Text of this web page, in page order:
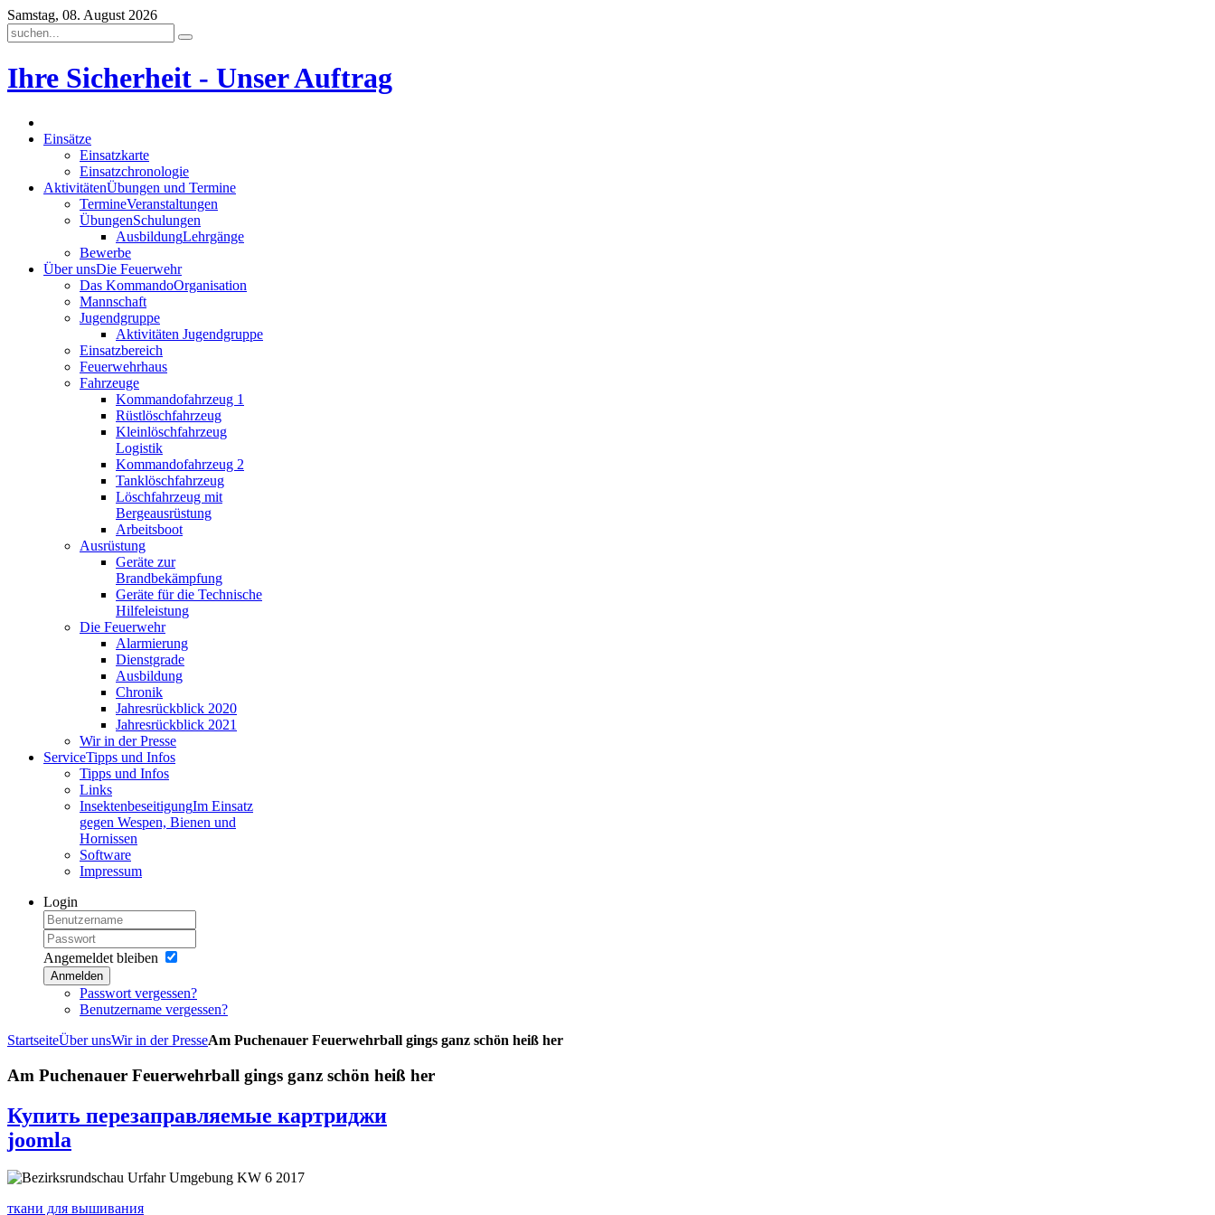
Samstag, 08. August 2026
Ihre Sicherheit - Unser Auftrag
Einsätze
Einsatzkarte
Einsatzchronologie
AktivitätenÜbungen und Termine
TermineVeranstaltungen
ÜbungenSchulungen
AusbildungLehrgänge
Bewerbe
Über unsDie Feuerwehr
Das KommandoOrganisation
Mannschaft
Jugendgruppe
Aktivitäten Jugendgruppe
Einsatzbereich
Feuerwehrhaus
Fahrzeuge
Kommandofahrzeug 1
Rüstlöschfahrzeug
Kleinlöschfahrzeug
Logistik
Kommandofahrzeug 2
Tanklöschfahrzeug
Löschfahrzeug mit
Bergeausrüstung
Arbeitsboot
Ausrüstung
Geräte zur
Brandbekämpfung
Geräte für die Technische
Hilfeleistung
Die Feuerwehr
Alarmierung
Dienstgrade
Ausbildung
Chronik
Jahresrückblick 2020
Jahresrückblick 2021
Wir in der Presse
ServiceTipps und Infos
Tipps und Infos
Links
InsektenbeseitigungIm Einsatz
gegen Wespen, Bienen und
Hornissen
Software
Impressum
Login
Angemeldet bleiben
Anmelden
Passwort vergessen?
Benutzername vergessen?
StartseiteÜber unsWir in der PresseAm Puchenauer Feuerwehrball gings ganz schön heiß her
Am Puchenauer Feuerwehrball gings ganz schön heiß her
Купить перезаправляемые картриджи
joomla
ткани для вышивания